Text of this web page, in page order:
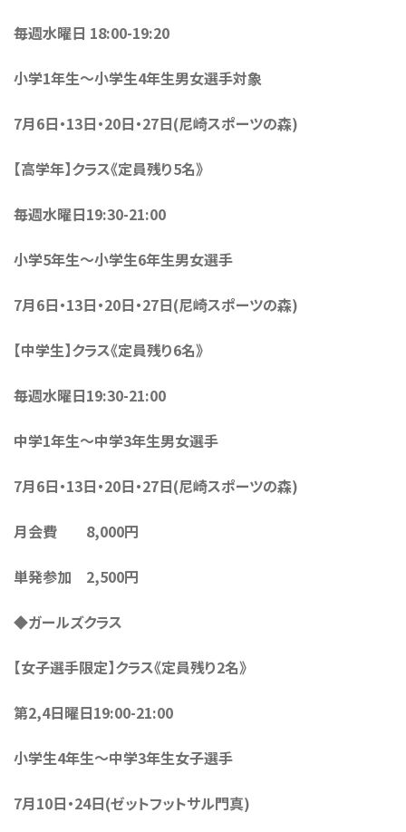
毎週水曜日 18:00-19:20
小学1年生〜小学生4年生男女選手対象
7月6日・13日・20日・27日(尼崎スポーツの森)
【高学年】クラス《定員残り5名》
毎週水曜日19:30-21:00
小学5年生〜小学生6年生男女選手
7月6日・13日・20日・27日(尼崎スポーツの森)
【中学生】クラス《定員残り6名》
毎週水曜日19:30-21:00
中学1年生〜中学3年生男女選手
7月6日・13日・20日・27日(尼崎スポーツの森)
月会費 8,000円
単発参加 2,500円
◆ガールズクラス
【女子選手限定】クラス《定員残り2名》
第2,4日曜日19:00-21:00
小学生4年生〜中学3年生女子選手
7月10日・24日(ゼットフットサル門真)